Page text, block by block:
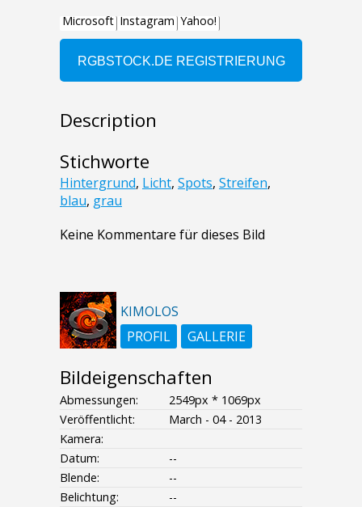
Description
Stichworte
Hintergrund, Licht, Spots, Streifen,
blau, grau
Keine Kommentare für dieses Bild
KIMOLOS
PROFIL
GALLERIE
Bildeigenschaften
Abmessungen:
2549px * 1069px
Veröffentlicht:
March - 04 - 2013
Kamera:
Datum:
--
Blende:
--
Belichtung:
--